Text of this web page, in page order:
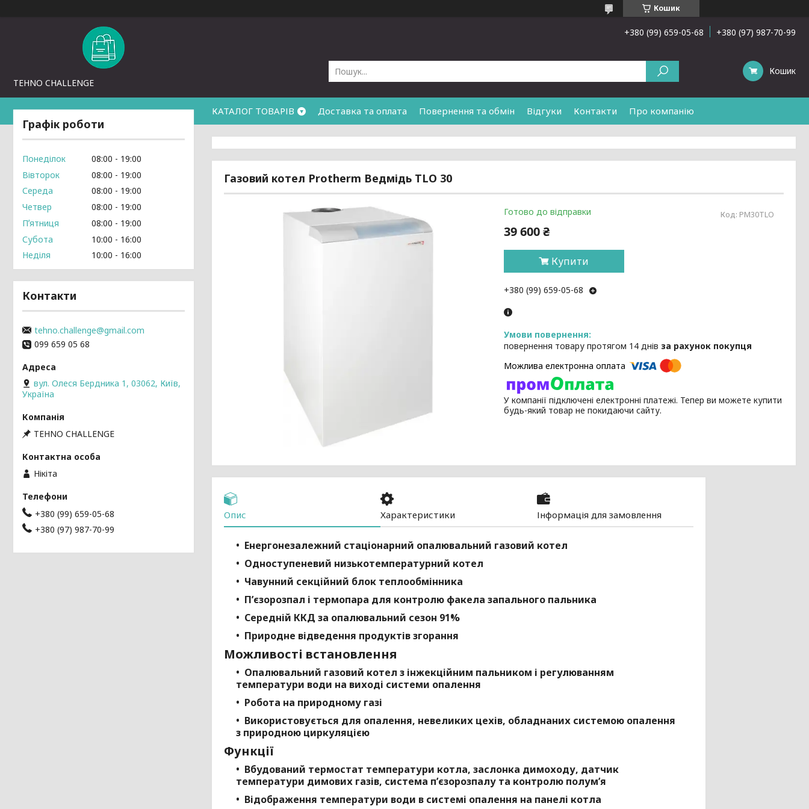
Кошик
TEHNO CHALLENGE
+380 (99) 659-05-68 +380 (97) 987-70-99
Кошик
КАТАЛОГ ТОВАРІВ Доставка та оплата Повернення та обмін Відгуки Контакти Про компанію
Газовий котел Protherm Ведмідь TLO 30
Готово до відправки Код: PМ30TLO
39 600 ₴
Купити
+380 (99) 659-05-68
повернення товару протягом 14 днів за рахунок покупця
У компанії підключені електронні платежі. Тепер ви можете купити
будь-який товар не покидаючи сайту.
Опис Характеристики Інформація для замовлення
Енергонезалежний стаціонарний опалювальний газовий котел
Одноступеневий низькотемпературний котел
Чавунний секційний блок теплообмінника
П’єзорозпал і термопара для контролю факела запального пальника
Середній ККД за опалювальний сезон 91%
Природне відведення продуктів згорання
Можливості встановлення
Опалювальний газовий котел з інжекційним пальником і регулюванням
температури води на виході системи опалення
Робота на природному газі
Використовується для опалення, невеликих цехів, обладнаних системою опалення
з природною циркуляцією
Функції
Вбудований термостат температури котла, заслонка димоходу, датчик
температури димових газів, система п’єзорозпалу та контролю полум’я
Відображення температури води в системі опалення на панелі котла
Графік роботи
Понеділок 08:00
19:00
Вівторок
08:00
19:00
Середа
08:00
19:00
Четвер
08:00
19:00
Пʼятниця
08:00
19:00
Субота
10:00
16:00
Неділя
10:00 16:00
Контакти
tehno.challenge@gmail.com
099 659 05 68
вул. Олеся Бердника 1, 03062, Київ,
Україна
TEHNO CHALLENGE
Нікіта
+380 (99) 659-05-68
+380 (97) 987-70-99